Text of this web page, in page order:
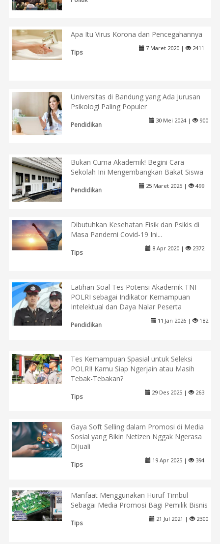
Apa Itu Virus Korona dan Pencegahannya
Tips
7 Maret 2020 | 2411
Universitas di Bandung yang Ada Jurusan
Psikologi Paling Populer
Pendidikan
30 Mei 2024 | 900
Bukan Cuma Akademik! Begini Cara
Sekolah Ini Mengembangkan Bakat Siswa
Pendidikan
25 Maret 2025 | 499
Dibutuhkan Kesehatan Fisik dan Psikis di
Masa Pandemi Covid-19 Ini...
Tips
8 Apr 2020 | 2372
Latihan Soal Tes Potensi Akademik TNI
POLRI sebagai Indikator Kemampuan
Intelektual dan Daya Nalar Peserta
Pendidikan
11 Jan 2026 | 182
Tes Kemampuan Spasial untuk Seleksi
POLRI! Kamu Siap Ngerjain atau Masih
Tebak-Tebakan?
Tips
29 Des 2025 | 263
Gaya Soft Selling dalam Promosi di Media
Sosial yang Bikin Netizen Nggak Ngerasa
Dijuali
Tips
19 Apr 2025 | 394
Manfaat Menggunakan Huruf Timbul
Sebagai Media Promosi Bagi Pemilik Bisnis
Tips
21 Jul 2021 | 2300